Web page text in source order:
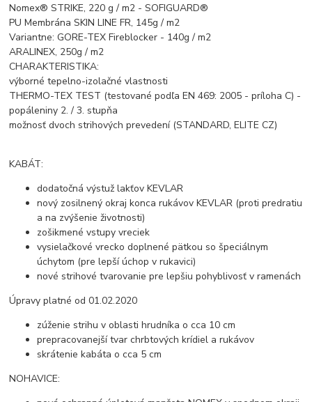
Nomex® STRIKE, 220 g / m2 - SOFIGUARD®
PU Membrána SKIN LINE FR, 145g / m2
Variantne: GORE-TEX Fireblocker - 140g / m2
ARALINEX, 250g / m2
CHARAKTERISTIKA:
výborné tepelno-izolačné vlastnosti
THERMO-TEX TEST (testované podľa EN 469: 2005 - príloha C) -
popáleniny 2. / 3. stupňa
možnosť dvoch strihových prevedení (STANDARD, ELITE CZ)
KABÁT:
dodatočná výstuž lakťov KEVLAR
nový zosilnený okraj konca rukávov KEVLAR (proti predratiu
a na zvýšenie životnosti)
zošikmené vstupy vreciek
vysielačkové vrecko doplnené pätkou so špeciálnym
úchytom (pre lepší úchop v rukavici)
nové strihové tvarovanie pre lepšiu pohyblivosť v ramenách
Úpravy platné od 01.02.2020
zúženie strihu v oblasti hrudníka o cca 10 cm
prepracovanejší tvar chrbtových krídiel a rukávov
skrátenie kabáta o cca 5 cm
NOHAVICE: